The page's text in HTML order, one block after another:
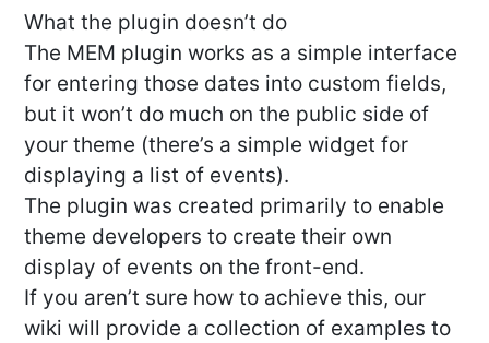
What the plugin doesn’t do
The MEM plugin works as a simple interface
for entering those dates into custom fields,
but it won’t do much on the public side of
your theme (there’s a simple widget for
displaying a list of events).
The plugin was created primarily to enable
theme developers to create their own
display of events on the front-end.
If you aren’t sure how to achieve this, our
wiki will provide a collection of examples to